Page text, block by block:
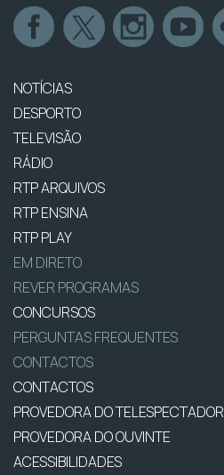
NOTÍCIAS
DESPORTO
TELEVISÃO
RÁDIO
RTP ARQUIVOS
RTP ENSINA
RTP PLAY
EM DIRETO
REVER PROGRAMAS
CONCURSOS
PERGUNTAS FREQUENTES
CONTACTOS
CONTACTOS
PROVEDORA DO TELESPECTADOR
PROVEDORA DO OUVINTE
ACESSIBILIDADES